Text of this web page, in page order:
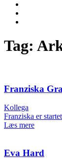
Tag:
Franziska
Kollega
Franziska er
Læs mere
Eva Hard